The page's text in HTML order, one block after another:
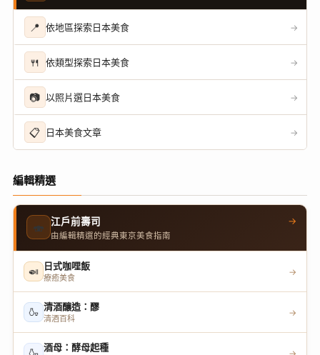
📍 依地區探索日本美食 →
🍴 依類型探索日本美食 →
📷 以照片選日本美食 →
📋 日本美食文章 →
編輯精選
🍣 江戶前壽司
由編輯精選的經典東京美食指南
→
🍛 日式咖哩飯
療癒美食
→
🍶 清酒釀造：醪
清酒百科
→
酒母：酵母起種